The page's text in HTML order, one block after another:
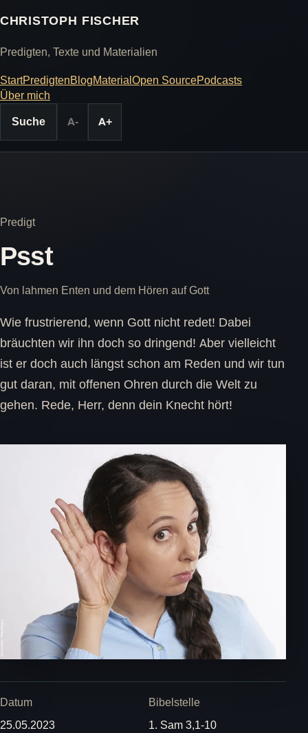
CHRISTOPH FISCHER
Predigten, Texte und Materialien
StartPredigtenBlogMaterialOpen SourcePodcasts
Über mich
Suche
A- A+
Predigt
Psst
Von lahmen Enten und dem Hören auf Gott
Wie frustrierend, wenn Gott nicht redet! Dabei
bräuchten wir ihn doch so dringend! Aber vielleicht
ist er doch auch längst schon am Reden und wir tun
gut daran, mit offenen Ohren durch die Welt zu
gehen. Rede, Herr, denn dein Knecht hört!
Datum
25.05.2023
Bibelstelle
1. Sam 3,1-10